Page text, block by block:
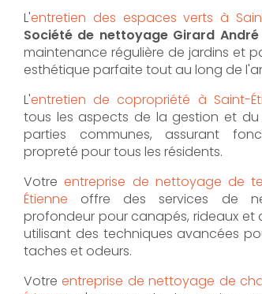
L'entretien des espaces verts à
Société de nettoyage Girard André
maintenance régulière de jardins et
esthétique parfaite tout au long de
L'entretien de copropriété à Saint-
tous les aspects de la gestion et du
parties communes, assurant
propreté pour tous les résidents.
Votreentreprise de nettoyage de
Étienne offre des services de
profondeur pour canapés, rideaux et
utilisant des techniques avancées
taches et odeurs.
Votreentreprise de nettoyage de